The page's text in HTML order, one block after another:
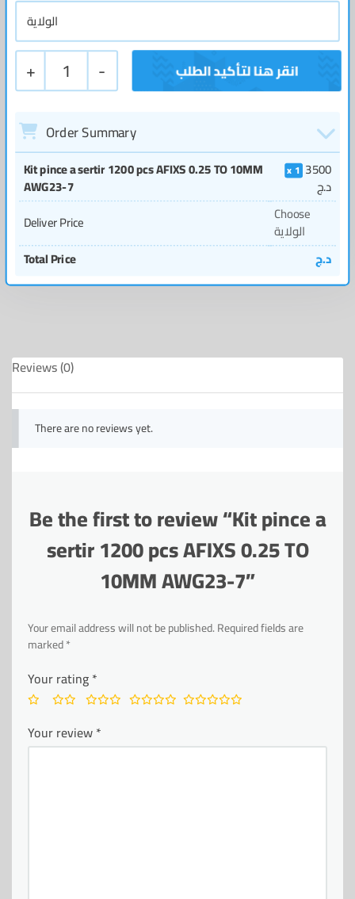
+ 1 -
Order Summary
Kit pince a sertir 1200 pcs AFIXS 0.25 TO 10MM
AWG23-7
1 3500
د.ج
Deliver Price
Choose
الولاية
Total Price
د.ج
Reviews (0)
There are no reviews yet.
Be the first to review “Kit pince a
sertir 1200 pcs AFIXS 0.25 TO
10MM AWG23-7”
Your email address will not be published.Required fields are
marked*
Your rating*
Your review*